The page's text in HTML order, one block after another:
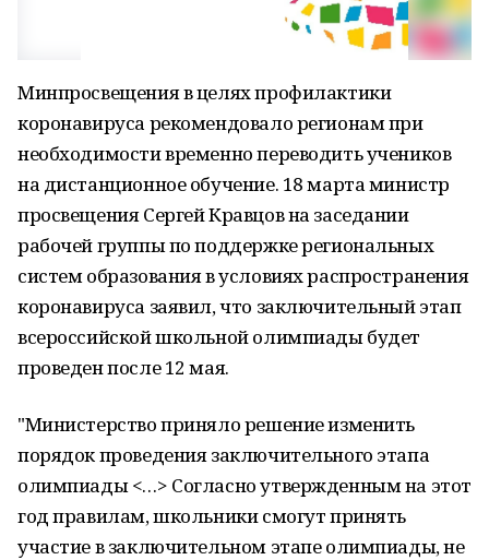
Минпросвещения в целях профилактики
коронавируса рекомендовало регионам при
необходимости временно переводить учеников
на дистанционное обучение. 18 марта министр
просвещения Сергей Кравцов на заседании
рабочей группы по поддержке региональных
систем образования в условиях распространения
коронавируса заявил, что заключительный этап
всероссийской школьной олимпиады будет
проведен после 12 мая.
"Министерство приняло решение изменить
порядок проведения заключительного этапа
олимпиады <…> Согласно утвержденным на этот
год правилам, школьники смогут принять
участие в заключительном этапе олимпиады, не